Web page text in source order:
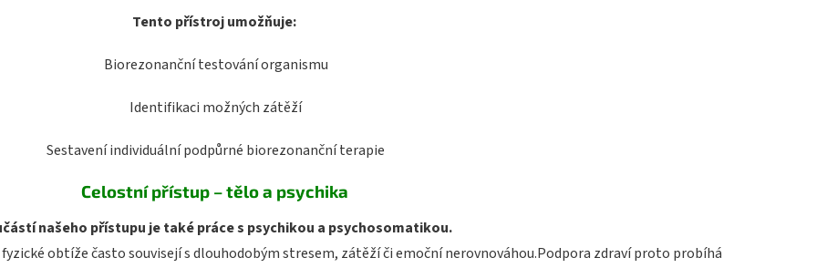
Tento přístroj umožňuje:
Biorezonanční testování organismu
Identifikaci možných zátěží
Sestavení individuální podpůrné biorezonanční terapie
Celostní přístup – tělo a psychika
našeho přístupu je také práce s psychikou a psychosomatikou.
obtíže často souvisejí s dlouhodobým stresem, zátěží či emoční nerovnováhou.Podpora zdraví proto probíhá